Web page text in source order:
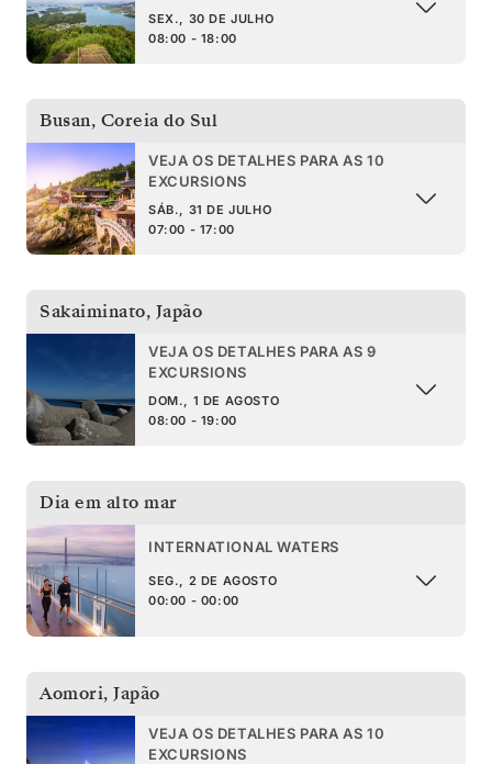
SEX., 30 DE JULHO
08:00 - 18:00
Busan, Coreia do Sul
VEJA OS DETALHES PARA AS 10
EXCURSIONS
SÁB., 31 DE JULHO
07:00 - 17:00
Sakaiminato, Japão
VEJA OS DETALHES PARA AS 9
EXCURSIONS
DOM., 1 DE AGOSTO
08:00 - 19:00
Dia em alto mar
INTERNATIONAL WATERS
SEG., 2 DE AGOSTO
00:00 - 00:00
Aomori, Japão
VEJA OS DETALHES PARA AS 10
EXCURSIONS